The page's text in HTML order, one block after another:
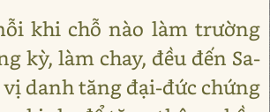
khi chỗ nào làm trường
kỳ, làm chay, đều đến Sa-
vị danh tăng đại-đức chứng